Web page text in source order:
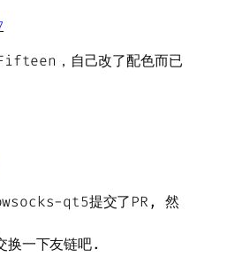
，自己改了配色而已
qt5提交了PR, 然
换一下友链吧.